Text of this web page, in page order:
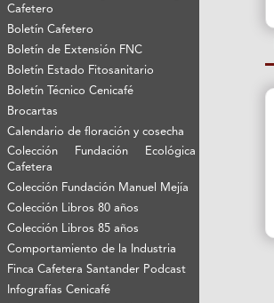
Cafetero
Boletín Cafetero
Boletín de Extensión FNC
Boletín Estado Fitosanitario
Boletín Técnico Cenicafé
Brocartas
Calendario de floración y cosecha
Colección Fundación Ecológica
Cafetera
Colección Fundación Manuel Mejía
Colección Libros 80 años
Colección Libros 85 años
Comportamiento de la Industria
Finca Cafetera Santander Podcast
Infografías Cenicafé